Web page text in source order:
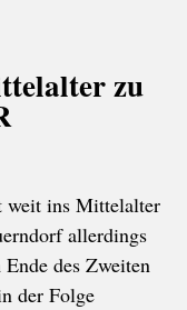
zu
weit ins Mittelalter
allerdings
des Zweiten
der Folge